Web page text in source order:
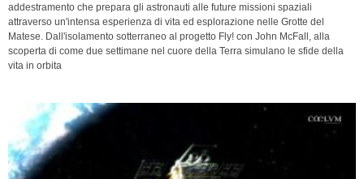
addestramento che prepara gli astronauti alle future missioni spaziali
attraverso un'intensa esperienza di vita ed esplorazione nelle Grotte del
Matese. Dall'isolamento sotterraneo al progetto Fly! con John McFall, alla
scoperta di come due settimane nel cuore della Terra simulano le sfide della
vita in orbita